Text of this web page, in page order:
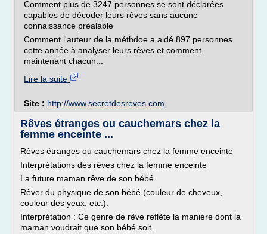
Comment plus de 3247 personnes se sont déclarées
capables de décoder leurs rêves sans aucune
connaissance préalable
Comment l'auteur de la méthdoe a aidé 897 personnes
cette année à analyser leurs rêves et comment
maintenant chacun...
Lire la suite
Site : http://www.secretdesreves.com
Rêves étranges ou cauchemars chez la
femme enceinte ...
Rêves étranges ou cauchemars chez la femme enceinte
Interprétations des rêves chez la femme enceinte
La future maman rêve de son bébé
Rêver du physique de son bébé (couleur de cheveux,
couleur des yeux, etc.).
Interprétation : Ce genre de rêve reflète la manière dont la
maman voudrait que son bébé soit.